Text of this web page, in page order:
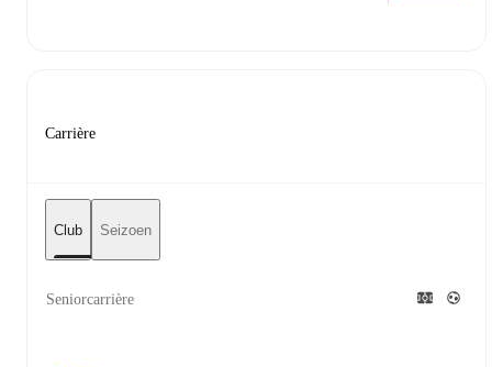
Carrière
Club Seizoen
Seniorcarrière